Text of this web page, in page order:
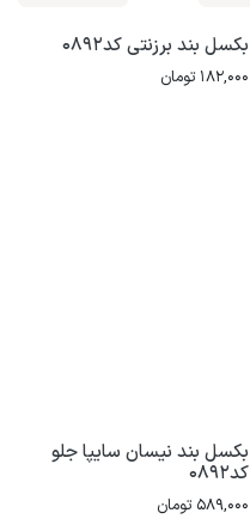
بکسل بند برزنتی کد0892
182,000 تومان
بکسل بند نیسان سایپا جلو
کد0892
589,000 تومان